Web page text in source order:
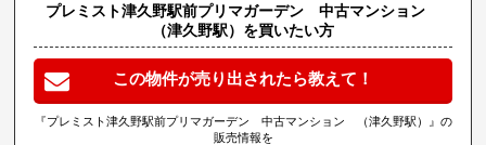
プレミスト津久野駅前プリマガーデン 中古マンション
（津久野駅）を買いたい方
この物件が売り出されたら教えて！
『プレミスト津久野駅前プリマガーデン 中古マンション （津久野駅）』の
販売情報を